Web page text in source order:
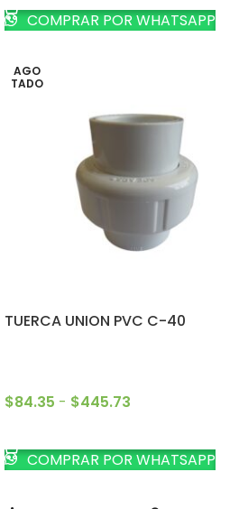
COMPRAR POR WHATSAPP
AGO
TADO
TUERCA UNION PVC C-40
$84.35 - $445.73
COMPRAR POR WHATSAPP